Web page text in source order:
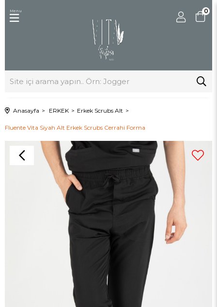
0
Menu
Anasayfa ERKEK Erkek Scrubs Alt
Fluente Vita Siyah Alt Erkek Scrubs Cerrahi Forma